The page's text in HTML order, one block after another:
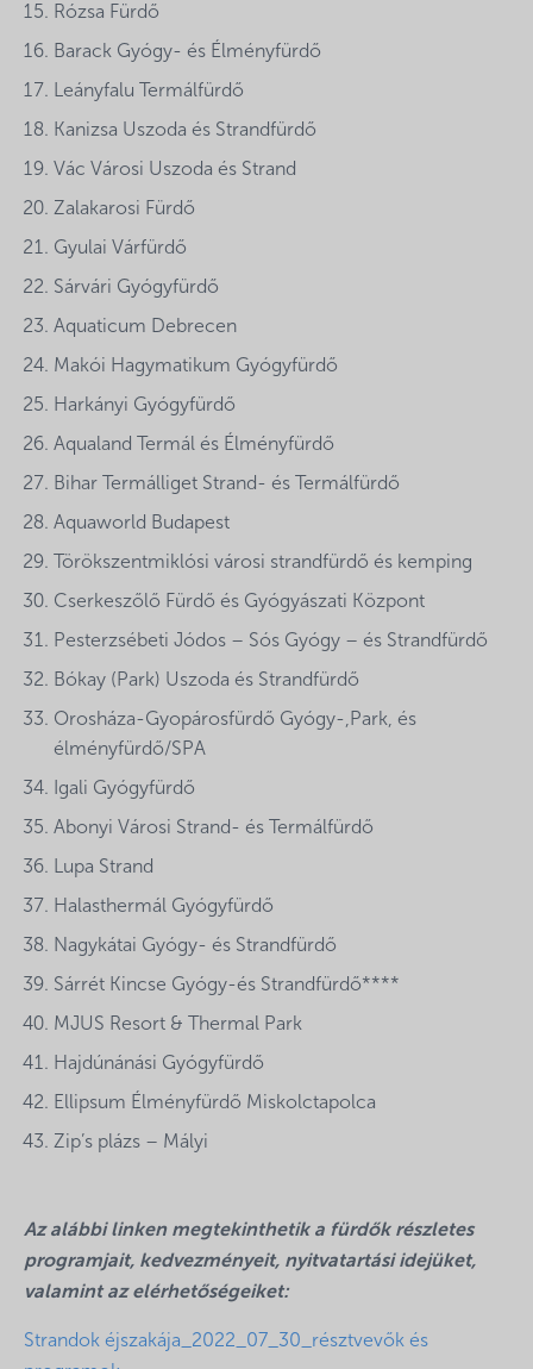
Rózsa Fürdő
Barack Gyógy- és Élményfürdő
Leányfalu Termálfürdő
Kanizsa Uszoda és Strandfürdő
Vác Városi Uszoda és Strand
Zalakarosi Fürdő
Gyulai Várfürdő
Sárvári Gyógyfürdő
Aquaticum Debrecen
Makói Hagymatikum Gyógyfürdő
Harkányi Gyógyfürdő
Aqualand Termál és Élményfürdő
Bihar Termálliget Strand- és Termálfürdő
Aquaworld Budapest
Törökszentmiklósi városi strandfürdő és kemping
Cserkeszőlő Fürdő és Gyógyászati Központ
Pesterzsébeti Jódos – Sós Gyógy – és Strandfürdő
Bókay (Park) Uszoda és Strandfürdő
Orosháza-Gyopárosfürdő Gyógy-,Park, és
élményfürdő/SPA
Igali Gyógyfürdő
Abonyi Városi Strand- és Termálfürdő
Lupa Strand
Halasthermál Gyógyfürdő
Nagykátai Gyógy- és Strandfürdő
Sárrét Kincse Gyógy-és Strandfürdő****
MJUS Resort & Thermal Park
Hajdúnánási Gyógyfürdő
Ellipsum Élményfürdő Miskolctapolca
Zip’s plázs – Mályi
Az alábbi linken megtekinthetik a fürdők részletes
programjait, kedvezményeit, nyitvatartási idejüket,
valamint az elérhetőségeiket:
Strandok éjszakája_2022_07_30_résztvevők és